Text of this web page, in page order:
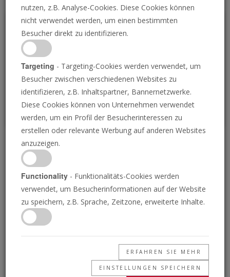
P
Gottes Festtagsplan
06.01.2017 • 26 Minuten
Sagt die Bibel, dass wir bestimmte Tage heilig
halten sollen? Oder galten diese Tage nur für
das alte Israel? Die Antwort der Bibel könnte
nutzen, z.B. Analyse-Cookies. Diese Cookies können
nicht verwendet werden, um einen bestimmten
Besucher direkt zu identifizieren.
Targeting - Targeting-Cookies werden verwendet, um
Besucher zwischen verschiedenen Websites zu
identifizieren, z.B. Inhaltspartner, Bannernetzwerke.
Diese Cookies können von Unternehmen verwendet
werden, um ein Profil der Besucherinteressen zu
erstellen oder relevante Werbung auf anderen Websites
anzuzeigen.
Functionality - Funktionalitäts-Cookies werden
verwendet, um Besucherinformationen auf der Website
zu speichern, z.B. Sprache, Zeitzone, erweiterte Inhalte.
ERFAHREN SIE MEHR
EINSTELLUNGEN SPEICHERN